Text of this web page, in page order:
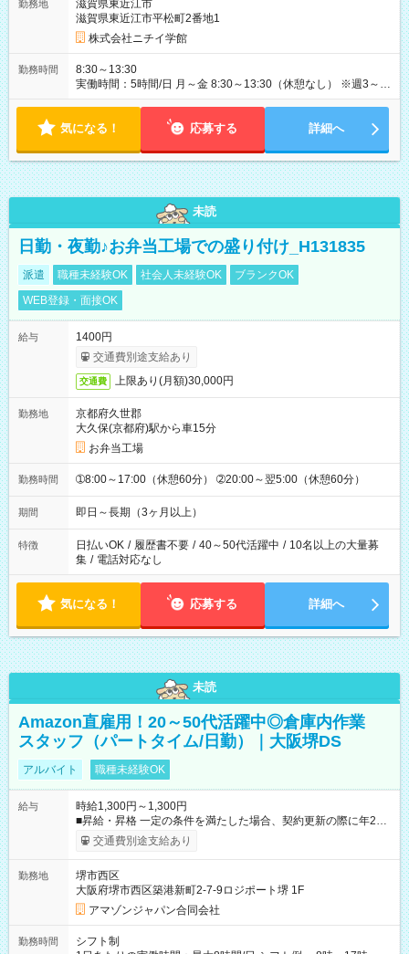
勤務地
滋賀県東近江市
滋賀県東近江市平松町2番地1
株式会社ニチイ学館
勤務時間
8:30～13:30
実働時間：5時間/日 月～金 8:30～13:30（休憩なし） ※週3～4
日勤務 ※出勤日数は相談できます
気になる！ 応募する 詳細へ
未読
日勤・夜勤♪お弁当工場での盛り付け_H131835
派遣 職種未経験OK 社会人未経験OK
ブランクOK
WEB登録・面接OK
給与
1400円
交通費別途支給あり
交通費 上限あり(月額)30,000円
勤務地
京都府久世郡
大久保(京都府)駅から車15分
お弁当工場
勤務時間 ➀8:00～17:00（休憩60分） ➁20:00～翌5:00（休憩60分）
期間 即日～長期（3ヶ月以上）
特徴 日払いOK / 履歴書不要 / 40～50代活躍中 / 10名以上の大量募
集 / 電話対応なし
気になる！ 応募する 詳細へ
未読
Amazon直雇用！20～50代活躍中◎倉庫内作業
スタッフ（パートタイム/日勤）｜大阪堺DS
アルバイト 職種未経験OK
給与
時給1,300円～1,300円
■昇給・昇格 一定の条件を満たした場合、契約更新の際に年2回
まで昇給の機会があります。 ■正社員登用制度あり ※月末締/翌
月25日支払い ※時間外手当、別途支給 ※深夜割増賃金 (22:00～
☆Amazon直雇用で安定して働けます！ 【試用期間】試用期間
あり 試用期間の長さ：1週間 雇用形態、給与は本採用時と同じ
です。
交通費別途支給あり
勤務地
堺市西区
大阪府堺市西区築港新町2-7-9ロジポート堺 1F
アマゾンジャパン合同会社
勤務時間
シフト制